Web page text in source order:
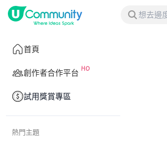
首頁
創作者合作平台
試用獎賞專區
熱門主題